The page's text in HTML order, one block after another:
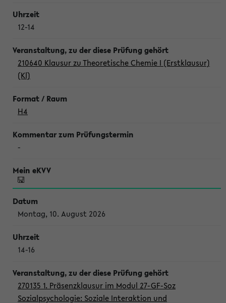
12-14
210640 Klausur zu Theoretische Chemie I (Erstklausur)
(Kl)
H4
-
Montag, 10. August 2026
14-16
270135 1. Präsenzklausur im Modul 27-GF-Soz
Sozialpsychologie: Soziale Interaktion und